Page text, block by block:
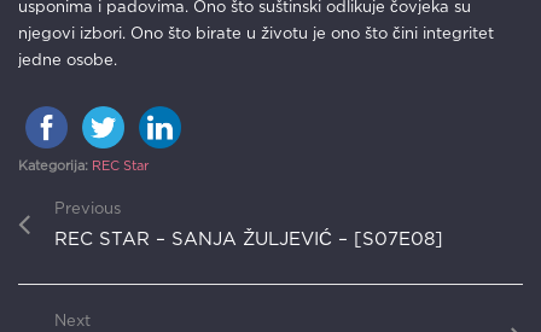
usponima i padovima. Ono što suštinski odlikuje čovjeka su
njegovi izbori. Ono što birate u životu je ono što čini integritet
jedne osobe.
Kategorija: REC Star
Previous
REC STAR – SANJA ŽULJEVIĆ – [S07E08]
Next